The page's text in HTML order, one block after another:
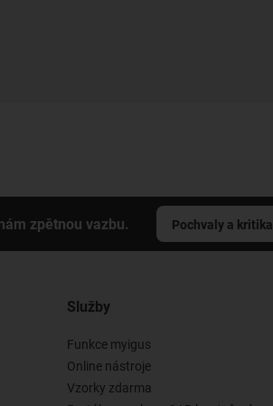
zpětnou vazbu. Pochvaly a kritika
Služby
Funkce myigus
Online nástroje
Vzorky zdarma